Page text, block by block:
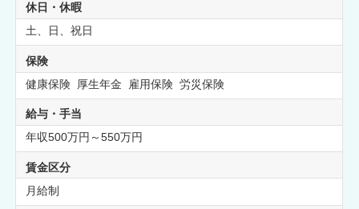
休日・休暇
土、日、祝日
保険
健康保険 厚生年金 雇用保険 労災保険
給与・手当
年収500万円～550万円
賃金区分
月給制